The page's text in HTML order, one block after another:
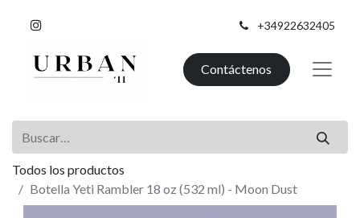
+34922632405
Contáctenos
Todos los productos
Botella Yeti Rambler 18 oz (532 ml) - Moon Dust